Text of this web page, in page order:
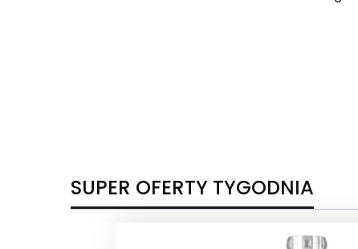
SUPER OFERTY TYGODNIA